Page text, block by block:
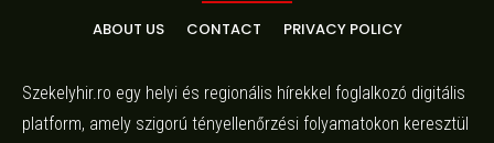
ABOUT US CONTACT PRIVACY POLICY
Szekelyhir.ro egy helyi és regionális hírekkel foglalkozó digitális
platform, amely szigorú tényellenőrzési folyamatokon keresztül